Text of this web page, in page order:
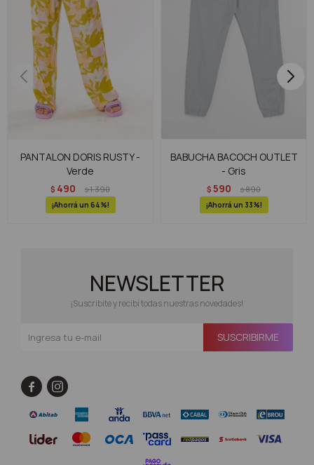
PANTALON DORIS RUSTY -
Verde
$ 490 $1.390
64
BABUCHA BACOCH OUTLET
- Gris
$ 590 $890
33
NEWSLETTER
¡Suscribite y recibí todas nuestras novedades!
SUSCRIBIRME
 